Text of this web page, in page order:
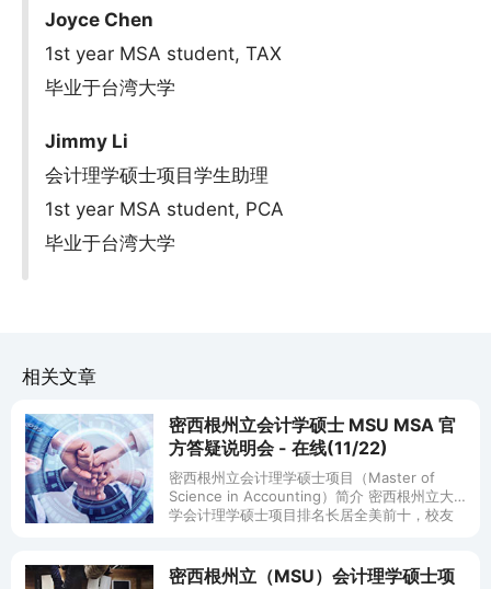
Joyce Chen
1st year MSA student, TAX
毕业于台湾大学
Jimmy Li
会计理学硕士项目学生助理
1st year MSA student, PCA
毕业于台湾大学
相关文章
密西根州立会计学硕士 MSU MSA 官
方答疑说明会 - 在线(11/22)
密西根州立会计理学硕士项目（Master of
Science in Accounting）简介 密西根州立大
学会计理学硕士项目排名长居全美前十，校友
密西根州立（MSU）会计理学硕士项